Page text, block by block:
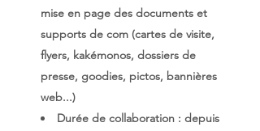
mise en page des documents et
supports de com (cartes de visite,
flyers, kakémonos, dossiers de
presse, goodies, pictos, bannières
web...)
Durée de collaboration : depuis